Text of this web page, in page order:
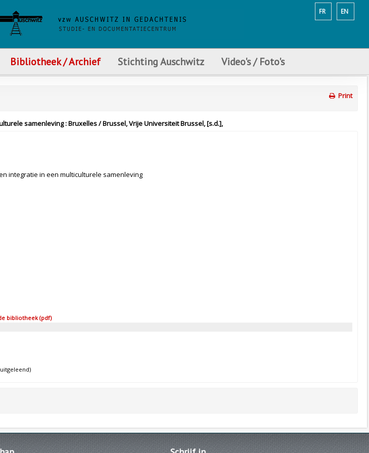
EN
FR
Bibliotheek / Archief Stichting Auschwitz Video's / Foto's
Print
samenleving : Bruxelles / Brussel, Vrije Universiteit Brussel, [s.d.],
integratie in een multiculturele samenleving
bibliotheek (pdf)